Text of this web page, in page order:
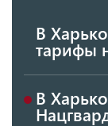
В
тарифы
В